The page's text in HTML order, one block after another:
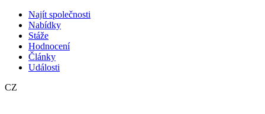
Najít společnosti
Nabídky
Stáže
Hodnocení
Články
Události
CZ